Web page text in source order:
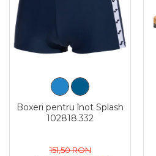
Boxeri pentru înot Splash
102818.332
151,50 RON